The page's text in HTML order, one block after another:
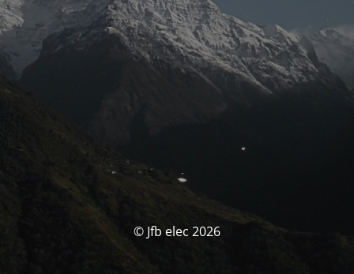
© Jfb elec 2026